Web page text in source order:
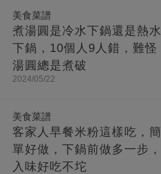
美食菜譜
煮湯圓是冷水下鍋還是熱水
下鍋，10個人9人錯，難怪
湯圓總是煮破
2024/05/22
美食菜譜
客家人早餐米粉這樣吃，簡
單好做，下鍋前做多一步，
入味好吃不坨